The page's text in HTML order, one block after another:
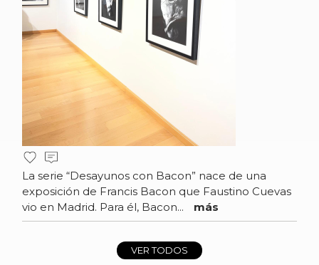
La serie “Desayunos con Bacon” nace de una
exposición de Francis Bacon que Faustino Cuevas
vio en Madrid. Para él, Bacon...
más
VER TODOS